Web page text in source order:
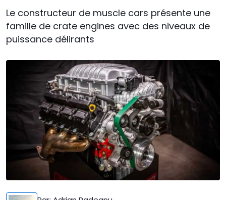
Le constructeur de muscle cars présente une
famille de crate engines avec des niveaux de
puissance délirants